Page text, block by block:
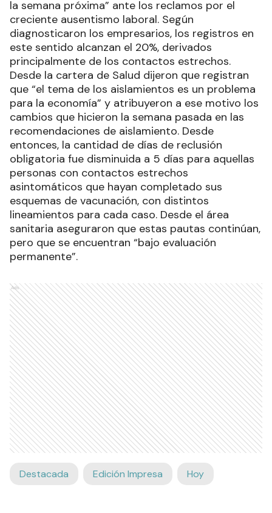
la semana próxima” ante los reclamos por el
creciente ausentismo laboral. Según
diagnosticaron los empresarios, los registros en
este sentido alcanzan el 20%, derivados
principalmente de los contactos estrechos.
Desde la cartera de Salud dijeron que registran
que “el tema de los aislamientos es un problema
para la economía” y atribuyeron a ese motivo los
cambios que hicieron la semana pasada en las
recomendaciones de aislamiento. Desde
entonces, la cantidad de días de reclusión
obligatoria fue disminuida a 5 días para aquellas
personas con contactos estrechos
asintomáticos que hayan completado sus
esquemas de vacunación, con distintos
lineamientos para cada caso. Desde el área
sanitaria aseguraron que estas pautas continúan,
pero que se encuentran “bajo evaluación
permanente”.
Ads
Destacada Edición Impresa Hoy